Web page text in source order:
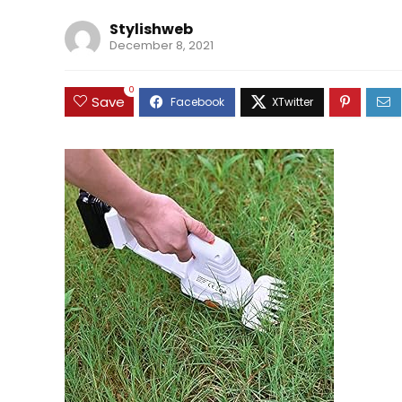
Stylishweb
December 8, 2021
Save
0